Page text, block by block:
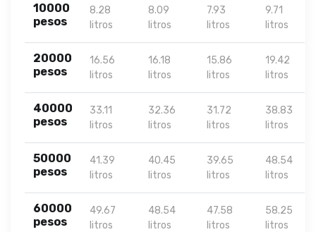
10000
pesos
8.28
litros
8.09
litros
7.93
litros
9.71
litros
20000
pesos
16.56
litros
16.18
litros
15.86
litros
19.42
litros
40000
pesos
33.11
litros
32.36
litros
31.72
litros
38.83
litros
50000
pesos
41.39
litros
40.45
litros
39.65
litros
48.54
litros
60000
pesos
49.67
litros
48.54
litros
47.58
litros
58.25
litros